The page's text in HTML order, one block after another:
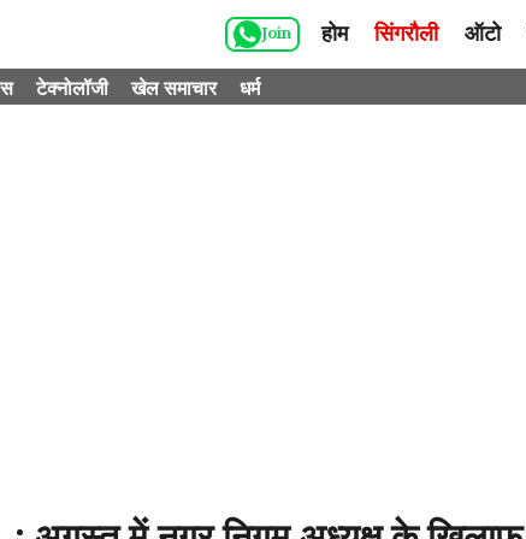
Join होम सिंगरौली ऑटो
टेक्नोलॉजी खेल समाचार धर्म